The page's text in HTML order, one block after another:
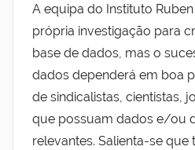
A equipa do Instituto
própria investigação para
base de dados, mas o
dados dependerá em boa
de sindicalistas, cientistas,
que possuam dados e/ou
relevantes. Salienta-se